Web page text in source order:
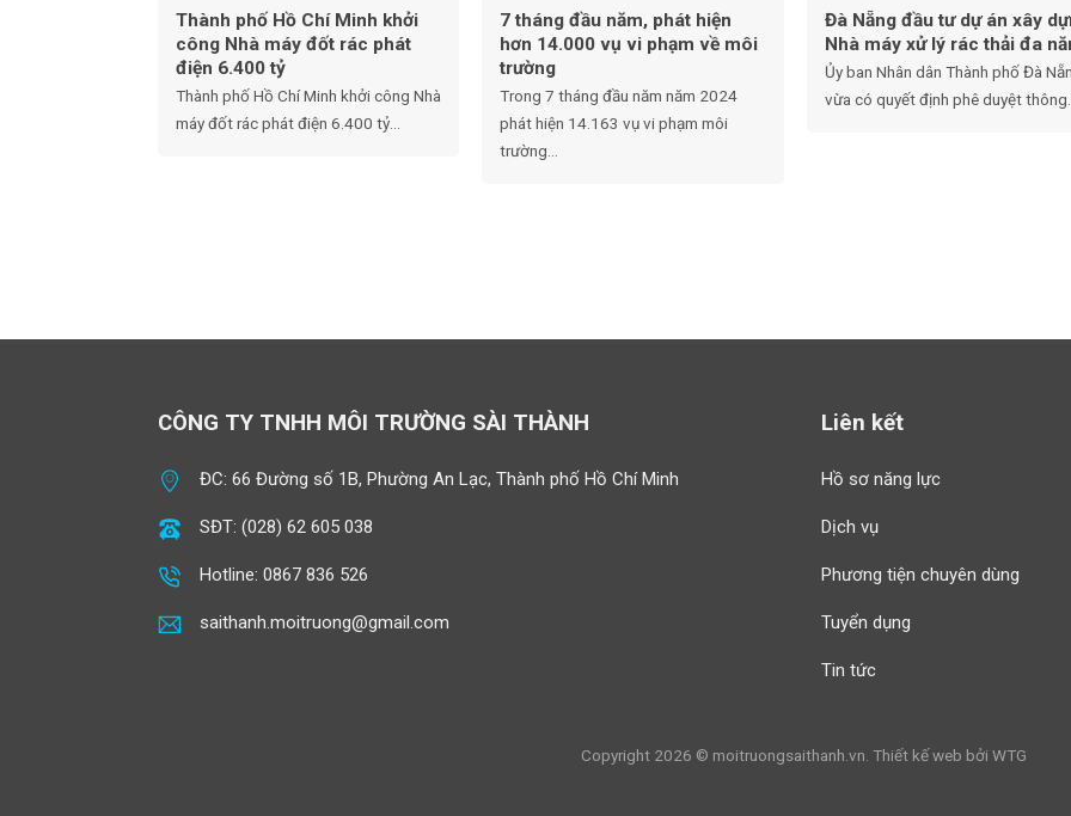
Thành phố Hồ Chí Minh khởi
công Nhà máy đốt rác phát
điện 6.400 tỷ
Thành phố Hồ Chí Minh khởi công Nhà
máy đốt rác phát điện 6.400 tỷ...
7 tháng đầu năm, phát hiện
hơn 14.000 vụ vi phạm về môi
trường
Trong 7 tháng đầu năm năm 2024
phát hiện 14.163 vụ vi phạm môi
trường...
Đà Nẵng đầu tư dự án xây
Nhà máy xử lý rác thải đa
Ủy ban Nhân dân Thành phố Đà
vừa có quyết định phê duyệt
CÔNG TY TNHH MÔI TRƯỜNG SÀI THÀNH
ĐC: 66 Đường số 1B, Phường An Lạc, Thành phố Hồ Chí Minh
SĐT: (028) 62 605 038
Hotline: 0867 836 526
saithanh.moitruong@gmail.com
Liên kết
Hồ sơ năng lực
Dịch vụ
Phương tiện chuyên dùng
Tuyển dụng
Tin tức
Copyright 2026 © moitruongsaithanh.vn. Thiết kế web bởi WTG